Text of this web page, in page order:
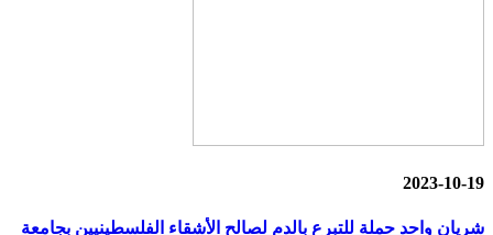
2023-10-19
شريان واحد حملة للتبرع بالدم لصالح الأشقاء الفلسطينيين بجامعة